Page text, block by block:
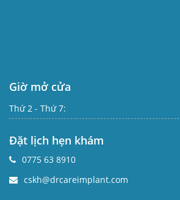
Giờ mở cửa
Thứ 2 - Thứ 7:
Đặt lịch hẹn khám
0775 63 8910
cskh@drcareimplant.com